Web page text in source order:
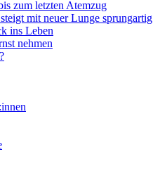
zum letzten Atemzug
mit neuer Lunge sprungartig
ins Leben
nehmen